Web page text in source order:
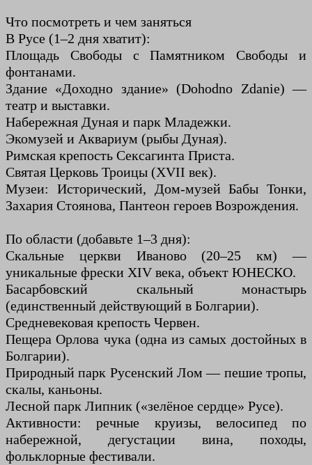
Что посмотреть и чем заняться
В Русе (1–2 дня хватит):
Площадь Свободы с Памятником Свободы и
фонтанами.
Здание «Доходно здание» (Dohodno Zdanie) —
театр и выставки.
Набережная Дуная и парк Младежки.
Экомузей и Аквариум (рыбы Дуная).
Римская крепость Сексагинта Приста.
Святая Церковь Троицы (XVII век).
Музеи: Исторический, Дом-музей Бабы Тонки,
Захария Стоянова, Пантеон героев Возрождения.
По области (добавьте 1–3 дня):
Скальные церкви Иваново (20–25 км) —
уникальные фрески XIV века, объект ЮНЕСКО.
Басарбовский скальный монастырь
(единственный действующий в Болгарии).
Средневековая крепость Червен.
Пещера Орлова чука (одна из самых достойных в
Болгарии).
Природный парк Русенский Лом — пешие тропы,
скалы, каньоны.
Лесной парк Липник («зелёное сердце» Русе).
Активности: речные круизы, велосипед по
набережной, дегустации вина, походы,
фольклорные фестивали.